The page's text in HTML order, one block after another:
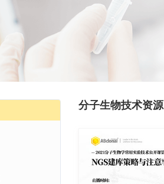
分子生物技术资源